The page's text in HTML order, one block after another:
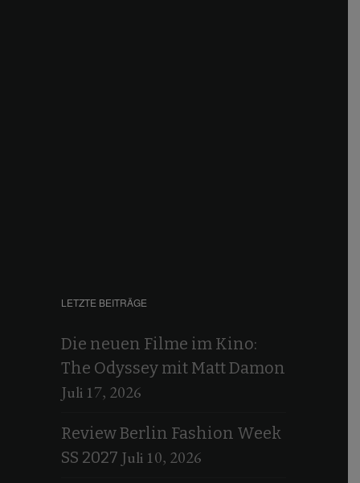
LETZTE BEITRÄGE
Die neuen Filme im Kino:
The Odyssey mit Matt Damon
Juli 17, 2026
Review Berlin Fashion Week
SS 2027 Juli 10, 2026